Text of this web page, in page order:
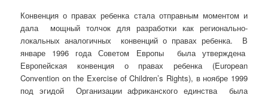
Конвенция о правах ребенка стала отправным моментом и
дала мощный толчок для разработки как регионально-
локальных аналогичных конвенций о правах ребенка. В
январе 1996 года Советом Европы была утверждена
Европейская конвенция о правах ребенка (European
Convention on the Exercise of Children’s Rights), в ноябре 1999
под эгидой Организации африканского единства была